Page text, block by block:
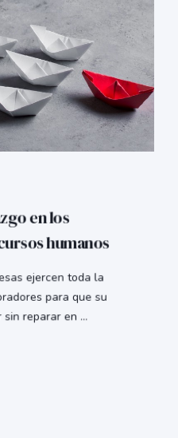
en los
humanos
ejercen toda la
para que su
reparar en ...